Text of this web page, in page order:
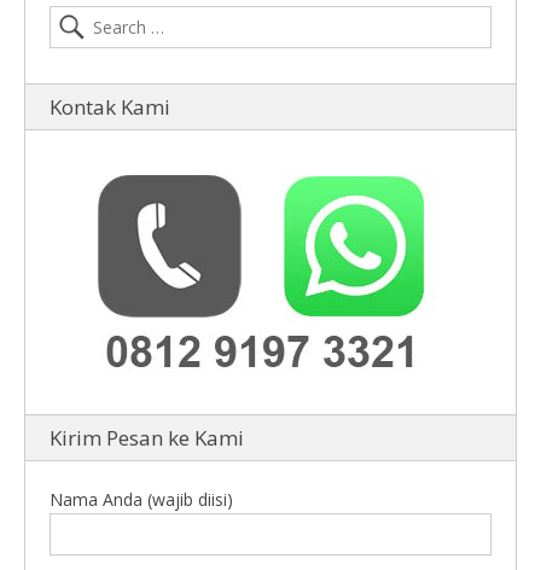
Kontak Kami
Kirim Pesan ke Kami
Nama Anda (wajib diisi)